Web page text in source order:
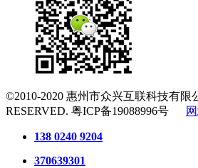
©2010-2020 惠州市众兴互联科技有限
RESERVED. 粤ICP备19088996号
138 0240 9204
370639301